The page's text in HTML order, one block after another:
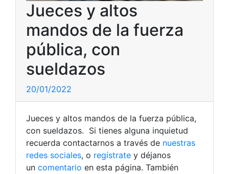
Jueces y altos
mandos de la fuerza
pública, con
sueldazos
20/01/2022
Jueces y altos mandos de la fuerza pública,
con sueldazos. Si tienes alguna inquietud
recuerda contactarnos a través de nuestras
redes sociales, o regístrate y déjanos
un comentario en esta página. También